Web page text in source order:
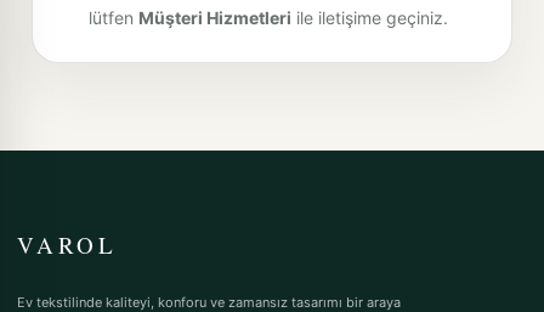
lütfen Müşteri Hizmetleri ile iletişime geçiniz.
VAROL
Ev tekstilinde kaliteyi, konforu ve zamansız tasarımı bir araya